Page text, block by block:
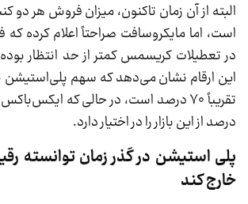
البته از آن زمان تاکنون، میزان فروش هر دو
است، اما مایکروسافت صراحتاً اعلام کرده
در تعطیلات کریسمس کمتر از حد انتظار
درصد از این بازار را در اختیار دارد.
پلی استیشن در گذر زمان توانسته
خارج کند